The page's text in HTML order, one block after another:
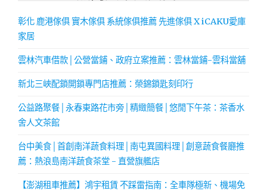
彰化 鹿港傢俱 實木傢俱 系統傢俱推薦 先進傢俱 X iCAKU愛庫
家居
雲林汽車借款│公營當鋪、政府立案推薦：雲林當鋪-雲科當舖
新北三峽配鎖開鎖專門店推薦：榮錦鎖匙刻印行
公益路聚餐│永春東路花市旁│精緻簡餐│悠閒下午茶：茶香水
舍人文茶館
台中美食│首創南洋蔬食料理│南屯異國料理│創意蔬食餐廳推
薦：熱浪島南洋蔬食茶堂 - 直營旗艦店
【澎湖租車推薦】鴻宇租賃 不踩雷指南：全車隊極新、機場免